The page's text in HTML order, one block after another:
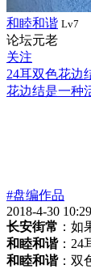
和睦和谐 Lv7
论坛元老
关注
24耳双色花边
花边结是一种
#盘编作品
2018-4-30 10:29
长安街常 ：如
和睦和谐：24
和睦和谐：双